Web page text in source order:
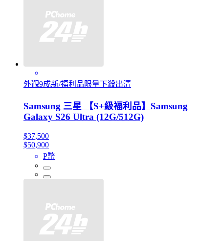
外觀9成新/福利品限量下殺出清
Samsung 三星 【S+級福利品】Samsung
Galaxy S26 Ultra (12G/512G)
$37,500
$50,900
P幣